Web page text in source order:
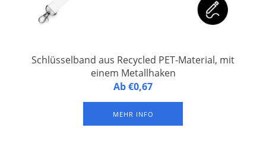
Schlüsselband aus Recycled PET-Material, mit
einem Metallhaken
Personalisiertes Schlüsselband aus Recycled PET-Material,
Seiten.
Ab €0,67
MEHR INFO